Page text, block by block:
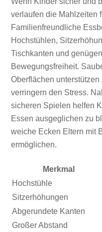
verlaufen die Mahlzeiten
Familienfreundliche
Hochstühlen,
Tischkanten und
Bewegungsfreiheit.
Oberflächen
verringern den Stress.
sicheren Spielen helfen
Essen ausgeglichen zu
weiche Ecken Eltern mit
ermöglichen.
Merkmal
Hochstühle
Sitzerhöhungen
Abgerundete Kanten
Großer Abstand